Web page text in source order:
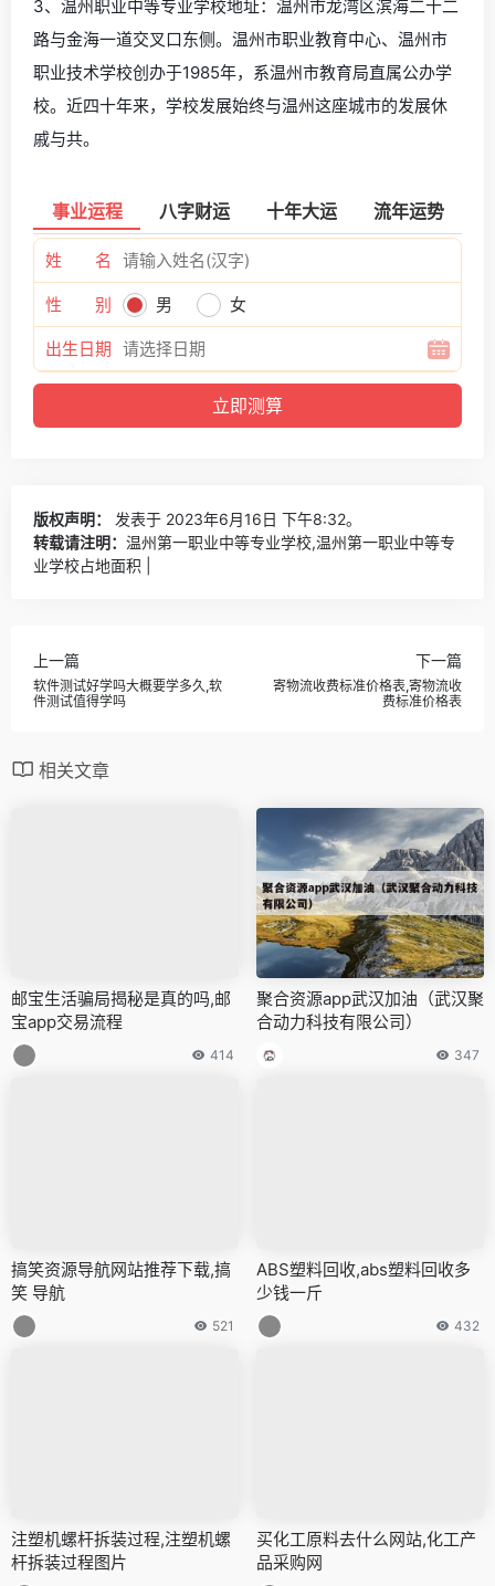
3、温州职业中等专业学校地址：温州市龙湾区滨海二十二
路与金海一道交叉口东侧。温州市职业教育中心、温州市
职业技术学校创办于1985年，系温州市教育局直属公办学
校。近四十年来，学校发展始终与温州这座城市的发展休
戚与共。
事业运程 八字财运 十年大运 流年运势
姓 名
性 别 男 女
出生日期
版权声明：
发表于 2023年6月16日 下午8:32。
转载请注明： 温州第一职业中等专业学校,温州第一职业中等专
业学校占地面积 |
上一篇
软件测试好学吗大概要学多久,软
件测试值得学吗
下一篇
寄物流收费标准价格表,寄物流收
费标准价格表
相关文章
邮宝生活骗局揭秘是真的吗,邮
宝app交易流程
414
聚合资源app武汉加油（武汉聚
合动力科技有限公司）
347
搞笑资源导航网站推荐下载,搞
笑 导航
521
ABS塑料回收,abs塑料回收多
少钱一斤
432
注塑机螺杆拆装过程,注塑机螺
杆拆装过程图片
买化工原料去什么网站,化工产
品采购网